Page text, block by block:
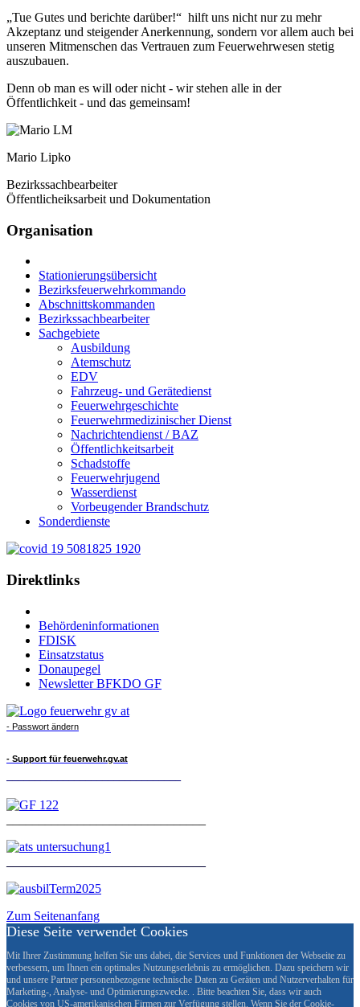
„Tue Gutes und berichte darüber!“ hilft uns nicht nur zu mehr
Akzeptanz und steigender Anerkennung, sondern vor allem auch bei
unseren Mitmenschen das Vertrauen zum Feuerwehrwesen stetig
auszubauen.
Denn ob man es will oder nicht - wir stehen alle in der
Öffentlichkeit - und das gemeinsam!
Mario Lipko
Bezirkssachbearbeiter
Öffentlicheiksarbeit und Dokumentation
Organisation
Stationierungsübersicht
Bezirksfeuerwehrkommando
Abschnittskommanden
Bezirkssachbearbeiter
Sachgebiete
Ausbildung
Atemschutz
EDV
Fahrzeug- und Gerätedienst
Feuerwehrgeschichte
Feuerwehrmedizinischer Dienst
Nachrichtendienst / BAZ
Öffentlichkeitsarbeit
Schadstoffe
Feuerwehrjugend
Wasserdienst
Vorbeugender Brandschutz
Sonderdienste
Direktlinks
Behördeninformationen
FDISK
Einsatzstatus
Donaupegel
Newsletter BFKDO GF
- Passwort ändern
- Support für feuerwehr.gv.at
Zum Seitenanfang
Diese Seite verwendet Cookies
Mit Ihrer Zustimmung helfen Sie uns dabei, die Services und Funktionen der Webseite zu
verbessern, um Ihnen ein optimales Nutzungserlebnis zu ermöglichen. Dazu speichern wir
und unsere Partner personenbezogene technische Daten zu Geräten und Nutzerverhalten für
Marketing-, Analyse- und Optimierungszwecke. . Bitte beachten Sie, dass wir auch
Cookies von US-amerikanischen Firmen zur Verfügung stellen. Wenn Sie der Cookie-